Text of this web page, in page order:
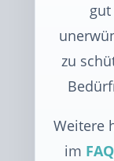
zu
Weitere
im